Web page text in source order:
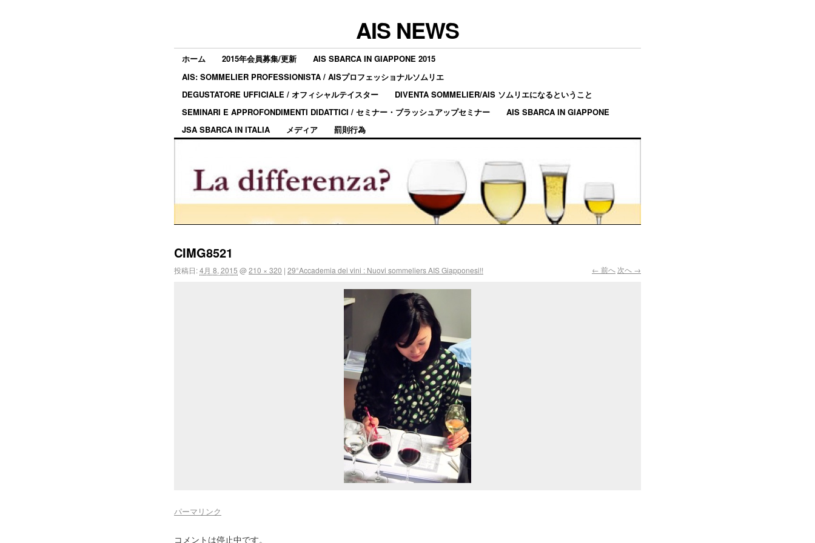
AIS NEWS
ホーム 2015年会員募集/更新
AIS SBARCA IN GIAPPONE 2015
AIS: SOMMELIER PROFESSIONISTA / AISプロフェッショナルソムリエ
DEGUSTATORE UFFICIALE / オフィシャルテイスター
DIVENTA SOMMELIER/AIS ソムリエになるということ
SEMINARI E APPROFONDIMENTI DIDATTICI / セミナー・ブラッシュアップセミナー
AIS SBARCA IN GIAPPONE
JSA SBARCA IN ITALIA
メディア 罰則行為
CIMG8521
投稿日:4月 8, 2015 @210 × 320 | 29°Accademia dei vini : Nuovi sommeliers AIS Giapponesi!! ← 前へ 次へ →
パーマリンク
コメントは停止中です。